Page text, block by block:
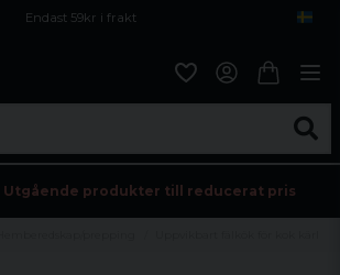
Endast 59kr i frakt
Utgående produkter till reducerat pris